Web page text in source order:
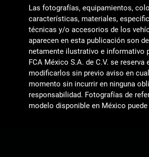
Las fotografías, equipamientos,
características, materiales,
técnicas y/o accesorios de los
aparecen en esta publicación son
netamente ilustrativo e informativo
FCA México S.A. de C.V. se reserva
modificarlos sin previo aviso en
momento sin incurrir en ninguna
responsabilidad. Fotografías de
modelo disponible en México puede